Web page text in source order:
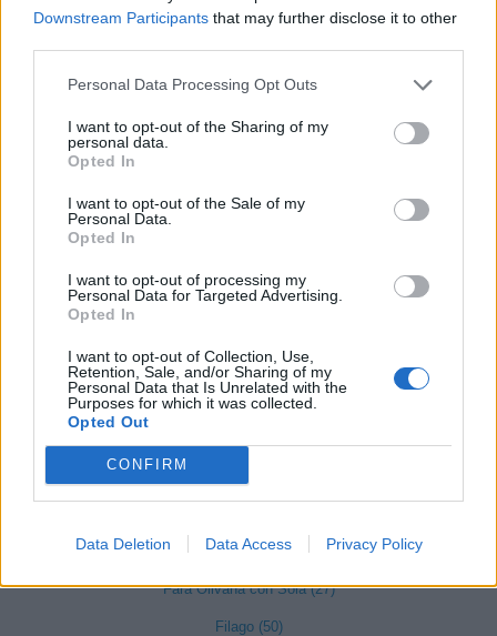
Downstream Participants that may further disclose it to other
Personal Data Processing Opt Outs
I want to opt-out of the Sharing of my
personal data.
Opted In
I want to opt-out of the Sale of my
Personal Data.
Opted In
I want to opt-out of processing my
Personal Data for Targeted Advertising.
Opted In
I want to opt-out of Collection, Use,
Retention, Sale, and/or Sharing of my
Personal Data that Is Unrelated with the
Purposes for which it was collected.
Opted Out
CONFIRM
Data Deletion Data Access Privacy Policy
Cornalba (2)
Costa Valle Imagna (4)
Costa di Mezzate (68)
Costa Volpino (280)
Credaro (98)
Cusio (1)
Dalmine (397)
Fara Gera d'Adda (118)
Fara Olivana con Sola (27)
Filago (50)